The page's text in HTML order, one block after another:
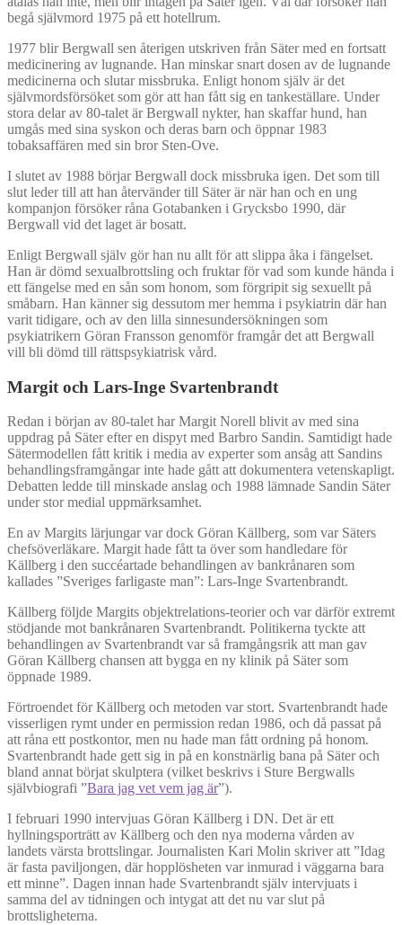
begå självmord 1975 på ett hotellrum.
1977 blir Bergwall sen återigen utskriven från Säter med en fortsatt
medicinering av lugnande. Han minskar snart dosen av de lugnande
medicinerna och slutar missbruka. Enligt honom själv är det
självmordsförsöket som gör att han fått sig en tankeställare. Under
stora delar av 80-talet är Bergwall nykter, han skaffar hund, han
umgås med sina syskon och deras barn och öppnar 1983
tobaksaffären med sin bror Sten-Ove.
I slutet av 1988 börjar Bergwall dock missbruka igen. Det som till
slut leder till att han återvänder till Säter är när han och en ung
kompanjon försöker råna Gotabanken i Grycksbo 1990, där
Bergwall vid det laget är bosatt.
Enligt Bergwall själv gör han nu allt för att slippa åka i fängelset.
Han är dömd sexualbrottsling och fruktar för vad som kunde hända i
ett fängelse med en sån som honom, som förgripit sig sexuellt på
småbarn. Han känner sig dessutom mer hemma i psykiatrin där han
varit tidigare, och av den lilla sinnesundersökningen som
psykiatrikern Göran Fransson genomför framgår det att Bergwall
vill bli dömd till rättspsykiatrisk vård.
Margit och Lars-Inge Svartenbrandt
Redan i början av 80-talet har Margit Norell blivit av med sina
uppdrag på Säter efter en dispyt med Barbro Sandin. Samtidigt hade
Sätermodellen fått kritik i media av experter som ansåg att Sandins
behandlingsframgångar inte hade gått att dokumentera vetenskapligt.
Debatten ledde till minskade anslag och 1988 lämnade Sandin Säter
under stor medial uppmärksamhet.
En av Margits lärjungar var dock Göran Källberg, som var Säters
chefsöverläkare. Margit hade fått ta över som handledare för
Källberg i den succéartade behandlingen av bankrånaren som
kallades ”Sveriges farligaste man”: Lars-Inge Svartenbrandt.
Källberg följde Margits objektrelations-teorier och var därför extremt
stödjande mot bankrånaren Svartenbrandt. Politikerna tyckte att
behandlingen av Svartenbrandt var så framgångsrik att man gav
Göran Källberg chansen att bygga en ny klinik på Säter som
öppnade 1989.
Förtroendet för Källberg och metoden var stort. Svartenbrandt hade
visserligen rymt under en permission redan 1986, och då passat på
att råna ett postkontor, men nu hade man fått ordning på honom.
Svartenbrandt hade gett sig in på en konstnärlig bana på Säter och
bland annat börjat skulptera (vilket beskrivs i Sture Bergwalls
självbiografi ”Bara jag vet vem jag är”).
I februari 1990 intervjuas Göran Källberg i DN. Det är ett
hyllningsporträtt av Källberg och den nya moderna vården av
landets värsta brottslingar. Journalisten Kari Molin skriver att ”Idag
är fasta paviljongen, där hopplösheten var inmurad i väggarna bara
ett minne”. Dagen innan hade Svartenbrandt själv intervjuats i
samma del av tidningen och intygat att det nu var slut på
brottsligheterna.